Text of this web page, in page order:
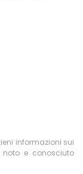
informazioni sui
noto e conosciuto